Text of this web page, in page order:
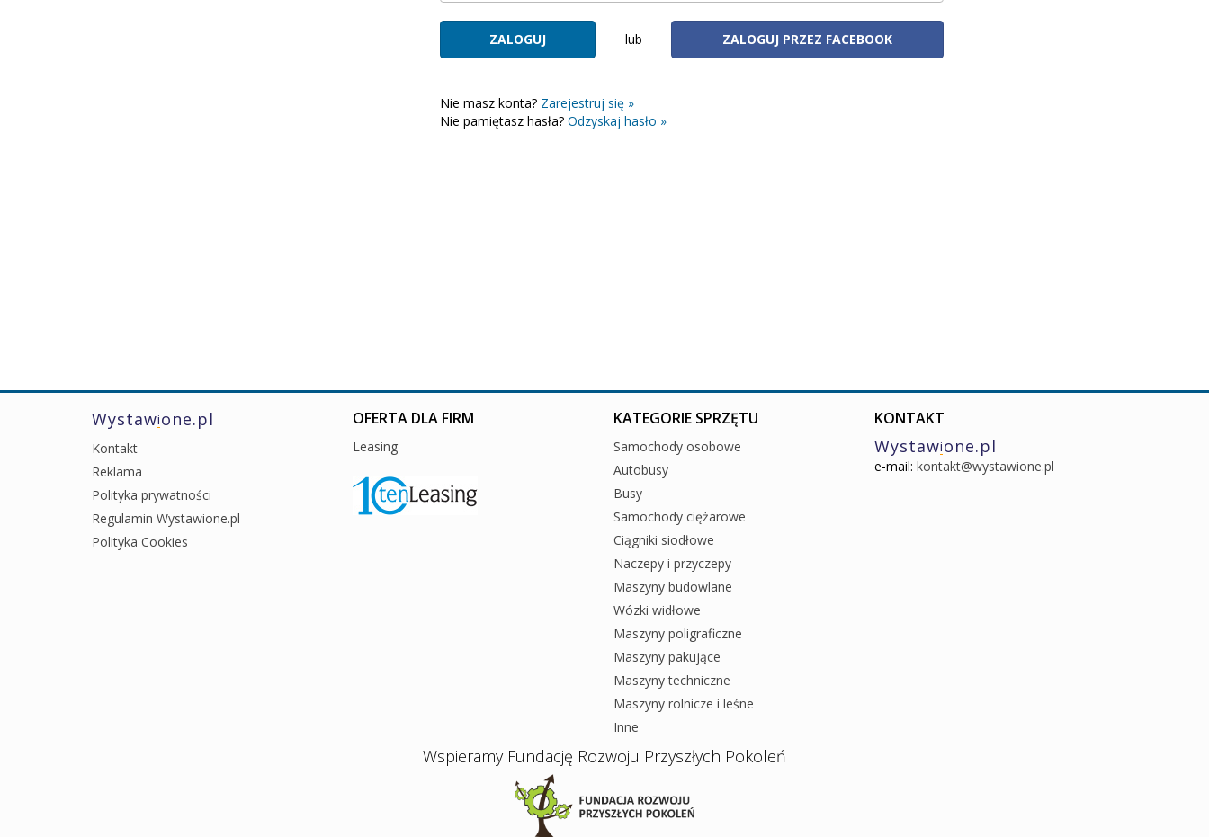
lub ZALOGUJ PRZEZ FACEBOOK
Nie masz konta? Zarejestruj się »
Nie pamiętasz hasła? Odzyskaj hasło »
Wystawione.pl
Kontakt
Reklama
Polityka prywatności
Regulamin Wystawione.pl
Polityka Cookies
OFERTA DLA FIRM
Leasing
KATEGORIE SPRZĘTU
Samochody osobowe
Autobusy
Busy
Samochody ciężarowe
Ciągniki siodłowe
Naczepy i przyczepy
Maszyny budowlane
Wózki widłowe
Maszyny poligraficzne
Maszyny pakujące
Maszyny techniczne
Maszyny rolnicze i leśne
Inne
KONTAKT
Wystawione.pl
e-mail: kontakt@wystawione.pl
Wspieramy Fundację Rozwoju Przyszłych Pokoleń